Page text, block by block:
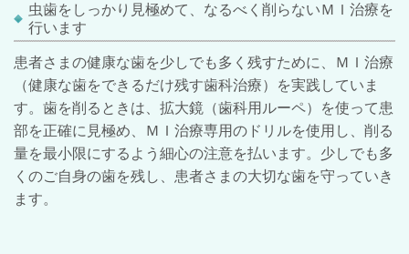
虫歯をしっかり見極めて、なるべく削らないＭＩ治療を
行います
患者さまの健康な歯を少しでも多く残すために、ＭＩ治療
（健康な歯をできるだけ残す歯科治療）を実践していま
す。歯を削るときは、拡大鏡（歯科用ルーペ）を使って患
部を正確に見極め、
ＭＩ治療専用のドリルを使用し、 削る
量を最小限にするよう細心の注意を払います。 少しでも多
くのご自身の歯を残し、患者さまの大切な歯を守っていき
ます。